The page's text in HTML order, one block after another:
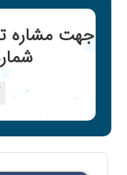
جهت مشاره